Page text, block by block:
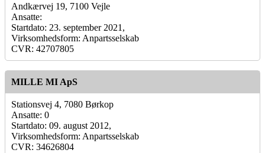
Andkærvej 19, 7100 Vejle
Ansatte:
Startdato: 23. september 2021,
Virksomhedsform: Anpartsselskab
CVR: 42707805
MILLE MI ApS
Stationsvej 4, 7080 Børkop
Ansatte: 0
Startdato: 09. august 2012,
Virksomhedsform: Anpartsselskab
CVR: 34626804